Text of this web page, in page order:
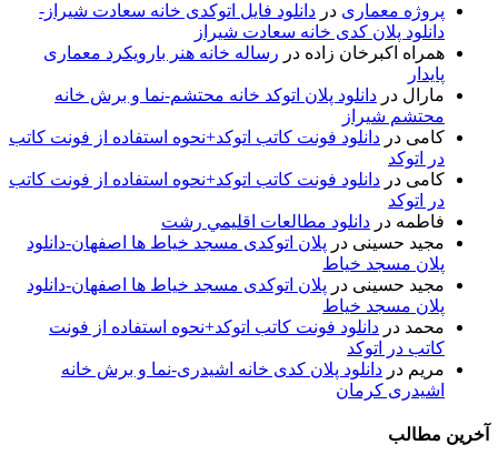
پروژه معماری در دانلود فایل اتوکدی خانه سعادت شیراز-
دانلود پلان کدی خانه سعادت شیراز
همراه اکبرخان زاده در رساله خانه هنر بارویکرد معماری
پایدار
مارال در دانلود پلان اتوکد خانه محتشم-نما و برش خانه
محتشم شیراز
کامی در دانلود فونت کاتب اتوکد+نحوه استفاده از فونت کاتب
در اتوکد
کامی در دانلود فونت کاتب اتوکد+نحوه استفاده از فونت کاتب
در اتوکد
فاطمه در دانلود مطالعات اقليمي رشت
مجید حسینی در پلان اتوکدی مسجد خیاط ها اصفهان-دانلود
پلان مسجد خیاط
مجید حسینی در پلان اتوکدی مسجد خیاط ها اصفهان-دانلود
پلان مسجد خیاط
محمد در دانلود فونت کاتب اتوکد+نحوه استفاده از فونت
کاتب در اتوکد
مریم در دانلود پلان کدی خانه اشیدری-نما و برش خانه
اشیدری کرمان
آخرین مطالب